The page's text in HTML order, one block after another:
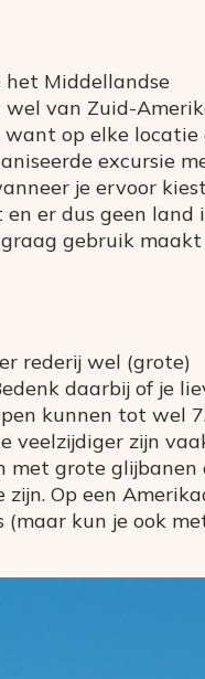
het Middellandse
wel van Zuid-
want op elke locatie
excursie
je ervoor
er dus geen land
gebruik
rederij wel (grote)
daarbij of je
kunnen tot wel
veelzijdiger zijn
met grote glijbanen
Op een
(maar kun je ook